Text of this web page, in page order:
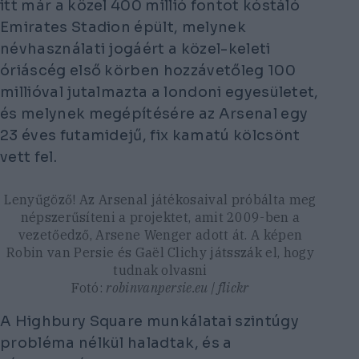
itt már a közel 400 millió fontot kóstáló
Emirates Stadion épült, melynek
névhasználati jogáért a közel-keleti
óriáscég első körben hozzávetőleg 100
millióval jutalmazta a londoni egyesületet,
és melynek megépítésére az Arsenal egy
23 éves futamidejű, fix kamatú kölcsönt
vett fel.
Lenyűgöző! Az Arsenal játékosaival próbálta meg
népszerűsíteni a projektet, amit 2009-ben a
vezetőedző, Arsene Wenger adott át. A képen
Robin van Persie és Gaël Clichy játsszák el, hogy
tudnak olvasni
Fotó: robinvanpersie.eu | flickr
A Highbury Square munkálatai szintúgy
probléma nélkül haladtak, és a